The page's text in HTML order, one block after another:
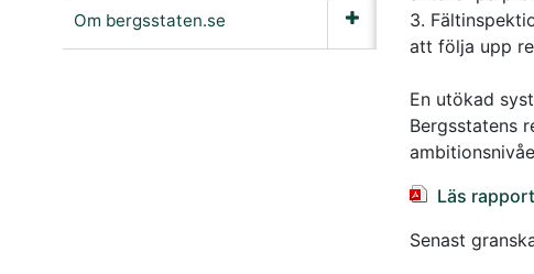
Om bergsstaten.se
3.
att följa upp
En utökad
Bergsstatens
Läs
Senast